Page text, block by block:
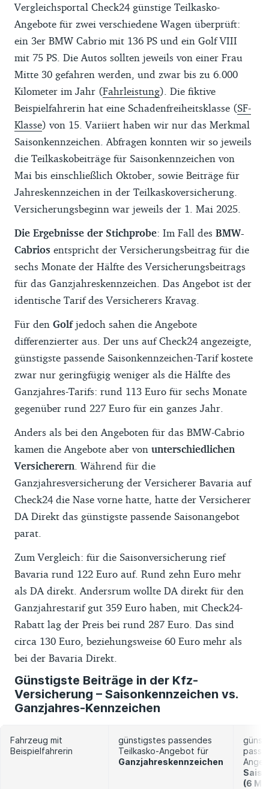
Vergleichsportal Check24 günstige Teilkasko-
Angebote für zwei verschiedene Wagen überprüft:
ein 3er BMW Cabrio mit 136 PS und ein Golf VIII
mit 75 PS. Die Autos sollten jeweils von einer Frau
Mitte 30 gefahren werden, und zwar bis zu 6.000
Kilometer im Jahr (Fahrleistung). Die fiktive
Beispielfahrerin hat eine Schadenfreiheitsklasse (SF-
Klasse) von 15. Variiert haben wir nur das Merkmal
Saisonkennzeichen. Abfragen konnten wir so jeweils
die Teilkaskobeiträge für Saisonkennzeichen von
Mai bis einschließlich Oktober, sowie Beiträge für
Jahreskennzeichen in der Teilkaskoversicherung.
Versicherungsbeginn war jeweils der 1. Mai 2025.
Die Ergebnisse der Stichprobe: Im Fall des BMW-
Cabrios entspricht der Versicherungsbeitrag für die
sechs Monate der Hälfte des Versicherungsbeitrags
für das Ganzjahreskennzeichen. Das Angebot ist der
identische Tarif des Versicherers Kravag.
Für den Golfjedoch sahen die Angebote
differenzierter aus. Der uns auf Check24 angezeigte,
günstigste passende Saisonkennzeichen-Tarif kostete
zwar nur geringfügig weniger als die Hälfte des
Ganzjahres-Tarifs: rund 113 Euro für sechs Monate
gegenüber rund 227 Euro für ein ganzes Jahr.
Anders als bei den Angeboten für das BMW-Cabrio
kamen die Angebote aber von unterschiedlichen
Versicherern . Während für die
Ganzjahresversicherung der Versicherer Bavaria auf
Check24 die Nase vorne hatte, hatte der Versicherer
DA Direkt das günstigste passende Saisonangebot
parat.
Zum Vergleich: für die Saisonversicherung rief
Bavaria rund 122 Euro auf. Rund zehn Euro mehr
als DA direkt. Andersrum wollte DA direkt für den
Ganzjahrestarif gut 359 Euro haben, mit Check24-
Rabatt lag der Preis bei rund 287 Euro. Das sind
circa 130 Euro, beziehungsweise 60 Euro mehr als
bei der Bavaria Direkt.
Günstigste Beiträge in der Kfz-
Versicherung – Saisonkennzeichen vs.
Ganzjahres-Kennzeichen
Fahrzeug mit
Beispielfahrerin
günstigstes passendes
Teilkasko-Angebot für
Ganzjahreskennzeichen
(6